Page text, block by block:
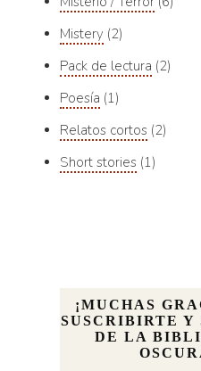
Mistery 2
Pack de lectura 2
Poesía 1
Relatos cortos 2
Short stories 1
¡MUCHAS
SUSCRIBIRTE Y
DE LA